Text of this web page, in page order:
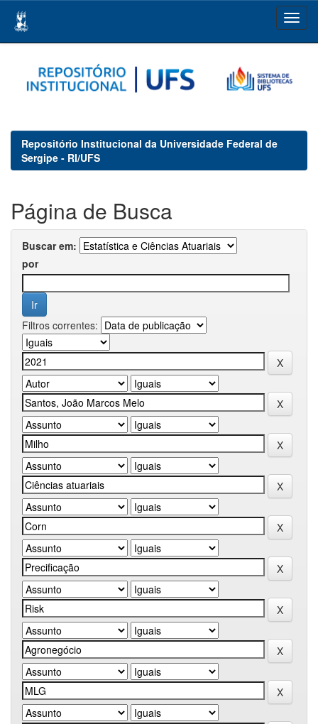
navigation
Repositório Institucional da Universidade Federal de
Sergipe - RI/UFS
Página de Busca
Buscar em:
por
Filtros correntes: